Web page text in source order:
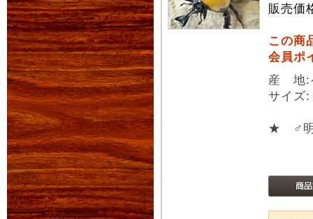
販売価
この商
会員ポ
産 地:
サイズ
★ ♂明